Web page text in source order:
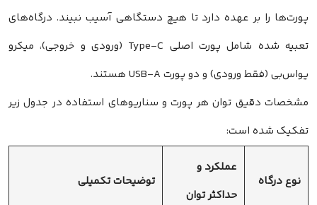
پورت‌ها را بر عهده دارد تا هیچ دستگاهی آسیب نبیند. درگاه‌های
تعبیه شده شامل پورت اصلی Type-C (ورودی و خروجی)، میکرو
یو‌اس‌بی (فقط ورودی) و دو پورت USB-A هستند.
مشخصات دقیق توان هر پورت و سناریوهای استفاده در جدول زیر
تفکیک شده است:
نوع درگاه
عملکرد و
حداکثر توان
توضیحات تکمیلی